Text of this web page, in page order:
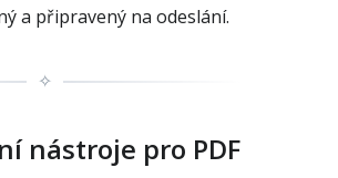
a připravený na odeslání.
✧
nástroje pro PDF